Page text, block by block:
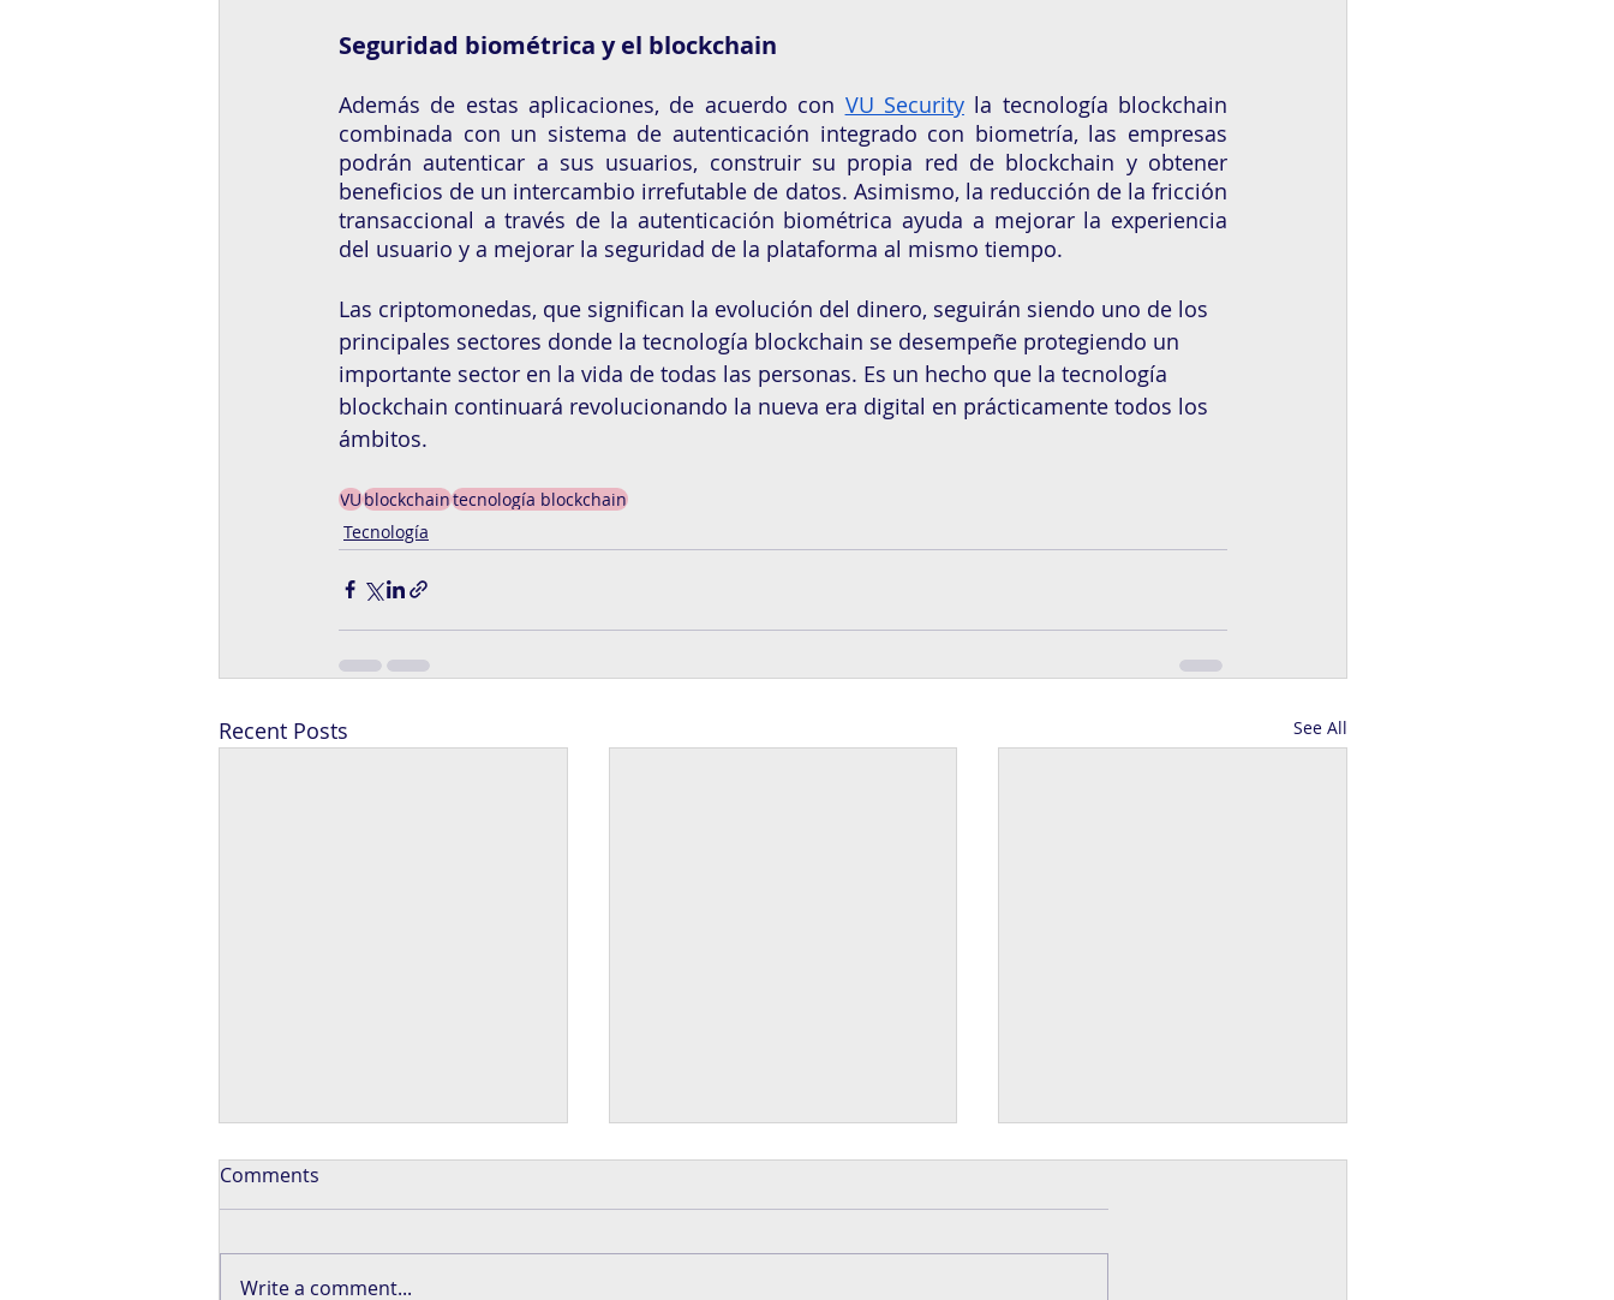
Seguridad biométrica y el blockchain
Además de estas aplicaciones, de acuerdo con VU Security la tecnología blockchain
combinada con un sistema de autenticación integrado con biometría, las empresas
podrán autenticar a sus usuarios, construir su propia red de blockchain y obtener
beneficios de un intercambio irrefutable de datos. Asimismo, la reducción de la fricción
transaccional a través de la autenticación biométrica ayuda a mejorar la experiencia
del usuario y a mejorar la seguridad de la plataforma al mismo tiempo.
Las criptomonedas, que significan la evolución del dinero, seguirán siendo uno de los
principales sectores donde la tecnología blockchain se desempeñe protegiendo un
importante sector en la vida de todas las personas. Es un hecho que la tecnología
blockchain continuará revolucionando la nueva era digital en prácticamente todos los
ámbitos.
VUblockchaintecnología blockchain
Tecnología
Recent Posts See All
Comments
Write a comment...